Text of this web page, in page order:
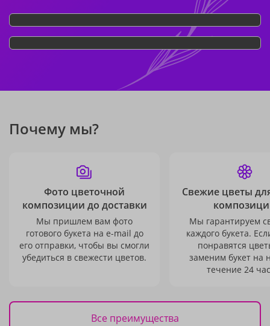
Почему мы?
Фото цветочной
композиции до доставки
Мы пришлем вам фото
готового букета на e-mail до
его отправки, чтобы вы смогли
убедиться в свежести цветов.
Свежие цветы
Мы гарантируем
каждого букета.
понравятся
заменим букет на
течение 24
Все преимущества